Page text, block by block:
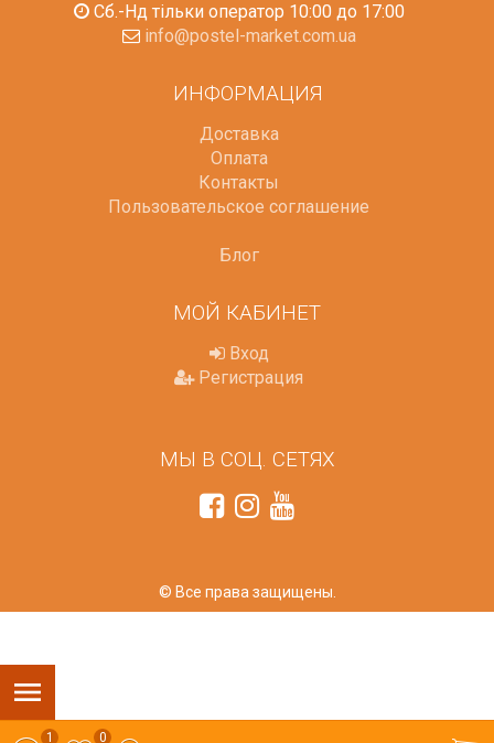
Сб.-Нд тільки оператор 10:00 до 17:00
info@postel-market.com.ua
ИНФОРМАЦИЯ
Доставка
Оплата
Контакты
Пользовательское соглашение
Блог
МОЙ КАБИНЕТ
Вход
Регистрация
МЫ В СОЦ. СЕТЯХ
© Все права защищены.
1 0